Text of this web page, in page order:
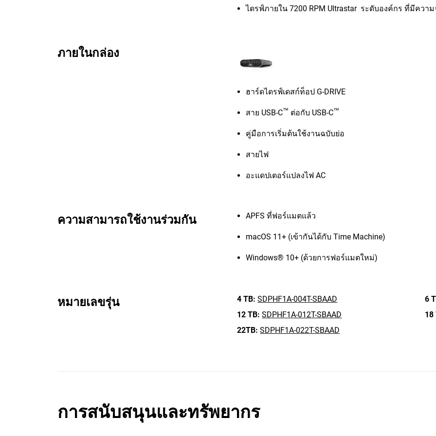
ไดรฟ์ภายใน 7200 RPM Ultrastar ระดับองค์กร ที่มีความ
ภายในกล่อง
ฮาร์ดไดรฟ์เดสก์ท็อป G-DRIVE
สาย USB-C™ ต่อกับ USB-C™
คู่มือการเริ่มต้นใช้งานฉบับย่อ
สายไฟ
อะแดปเตอร์แปลงไฟ AC
ความสามารถใช้งานร่วมกัน APFS ที่ฟอร์แมตแล้ว
macOS 11+ (เข้ากันได้กับ Time Machine)
Windows® 10+ (ด้วยการฟอร์แมตใหม่)
หมายเลขรุ่น 4 TB: SDPHF1A-004T-SBAAD
6
12 TB: SDPHF1A-012T-SBAAD
18
22TB: SDPHF1A-022T-SBAAD
การสนับสนุนและทรัพยากร